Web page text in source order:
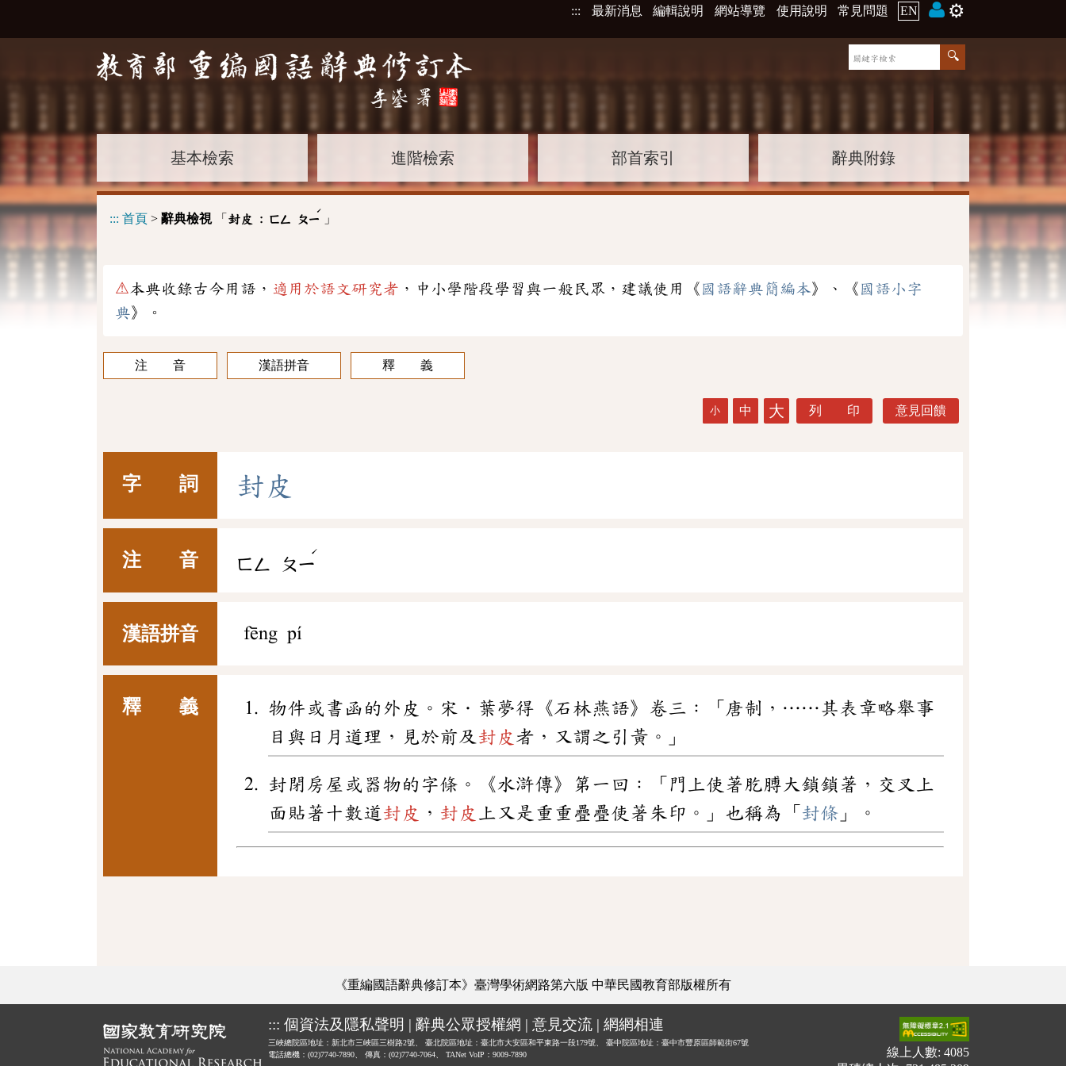
::: 最新消息 編輯說明 網站導覽 使用說明 常見問題 EN ⚙️
基本檢索 進階檢索 部首索引 辭典附錄
::: 首頁 > 辭典檢視「 封皮 : ㄈㄥ ㄆㄧ
ˊ
」
⚠本典收錄古今用語， 適用於語文研究者 ，中小學階段學習與一般民眾，建議使用《 國語辭典簡編本》、《 國語小字
典》。
注 音 漢語拼音 釋 義
小 中 大 列 印 意見回饋
字 詞 封 皮
注 音 ㄈㄥ ㄆㄧ
ˊ
漢語拼音 fēng pí
釋 義
物件或書函的外皮。宋．葉夢得《石林燕語》卷三：「唐制，……其表章略舉事
目與日月道理，見於前及 封皮 者，又謂之引黃。」
封閉房屋或器物的字條。《水滸傳》第一回：「門上使著肐膊大鎖鎖著，交叉上
面貼著十數道 封皮 ， 封皮 上又是重重疊疊使著朱印。」也稱為「 封條 」。
《重編國語辭典修訂本》臺灣學術網路第六版 中華民國教育部版權所有
::: 個資法及隱私聲明 | 辭典公眾授權網 | 意見交流 | 網網相連
三峽總院區地址：新北市三峽區三樹路2號、 臺北院區地址：臺北市大安區和平東路一段179號、
臺中院區地址：臺中市豐原區師範街67號
電話總機：(02)7740-7890、
傳真：(02)7740-7064、 TANet VoIP：9009-7890
線上人數: 4085